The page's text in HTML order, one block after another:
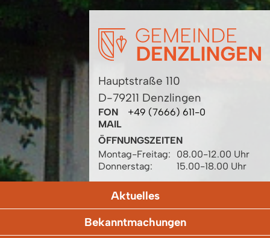
Hauptstraße 110
D-79211 Denzlingen
FON
+49 (7666) 611-0
MAIL
ÖFFNUNGSZEITEN
Montag-Freitag:
08.00-12.00 Uhr
Donnerstag:
15.00-18.00 Uhr
Aktuelles
Bekanntmachungen